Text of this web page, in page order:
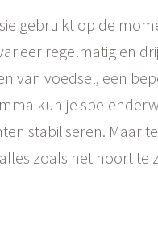
gebruikt op de
regelmatig en
van voedsel, een
kun je
stabiliseren. Maar
zoals het hoort